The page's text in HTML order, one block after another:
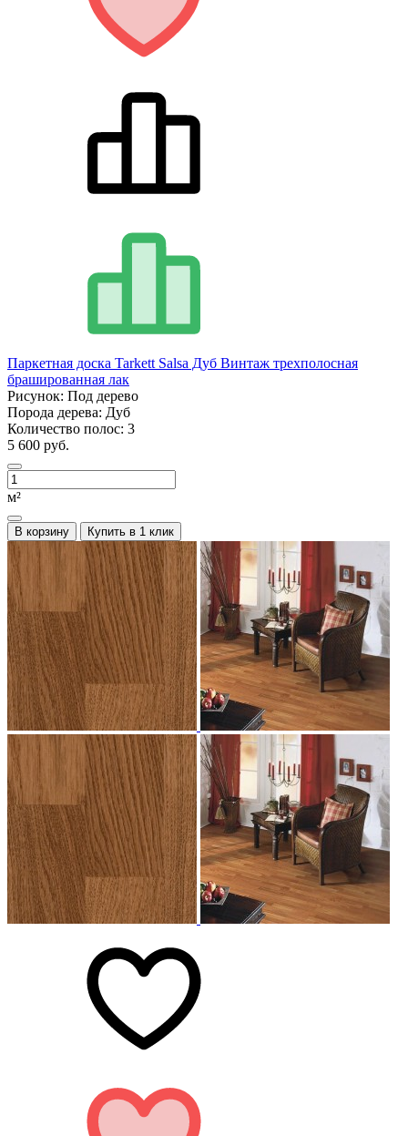
Паркетная доска Tarkett Salsa Дуб Винтаж трехполосная
брашированная лак
Рисунок: Под дерево
Порода дерева: Дуб
Количество полос: 3
5 600 руб.
м²
В корзину Купить в 1 клик